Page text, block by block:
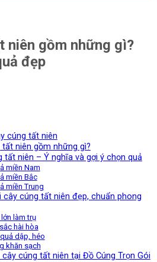
niên gồm những gì?
đẹp
cúng tất niên
niên gồm những gì?
tất niên – Ý nghĩa và gợi ý chọn quả
miền Nam
miền Bắc
miền Trung
cây cúng tất niên đẹp, chuẩn phong
làm trụ
hài hòa
dập, héo
khăn sạch
cúng tất niên tại Đồ Cúng Trọn Gói